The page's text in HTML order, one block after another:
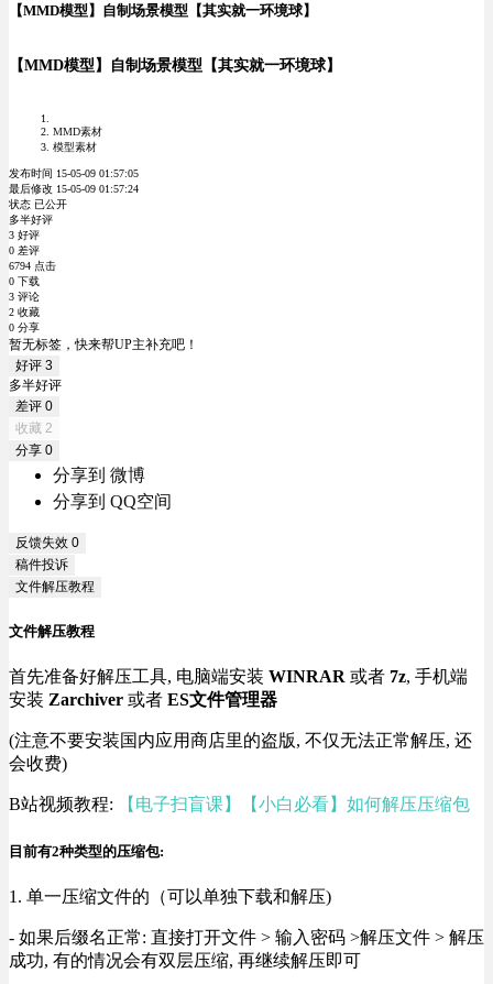
【MMD模型】自制场景模型【其实就一环境球】
【MMD模型】自制场景模型【其实就一环境球】
MMD素材
模型素材
发布时间 15-05-09 01:57:05
最后修改 15-05-09 01:57:24
状态 已公开
多半好评
3 好评
0 差评
6794 点击
0 下载
3 评论
2 收藏
0 分享
暂无标签，快来帮UP主补充吧！
好评 3
多半好评
差评 0
收藏 2
分享 0
分享到 微博
分享到 QQ空间
反馈失效 0
稿件投诉
文件解压教程
文件解压教程
首先准备好解压工具, 电脑端安装 WINRAR 或者 7z, 手机端
安装 Zarchiver 或者 ES文件管理器
(注意不要安装国内应用商店里的盗版, 不仅无法正常解压, 还
会收费)
B站视频教程: 【电子扫盲课】【小白必看】如何解压压缩包
目前有2种类型的压缩包:
1. 单一压缩文件的（可以单独下载和解压)
- 如果后缀名正常: 直接打开文件 > 输入密码 >解压文件 > 解压
成功, 有的情况会有双层压缩, 再继续解压即可